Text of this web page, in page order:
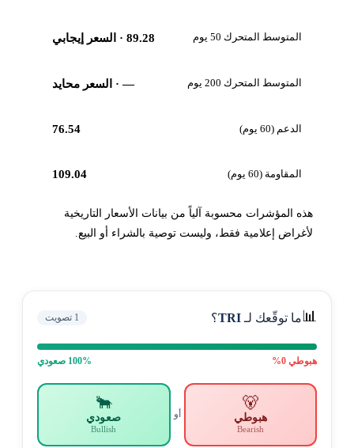
المتوسط المتحرك 50 يوم 89.28· السعر إيجابي
المتوسط المتحرك 200 يوم —· السعر محايد
الدعم (60 يوم) 76.54
المقاومة (60 يوم) 109.04
هذه المؤشرات محسوبة آلياً من بيانات الأسعار التاريخية
لأغراض إعلامية فقط، وليست توصية بالشراء أو البيع.
📊ما توقّعك لـTRI؟ 1تصويت
هبوطي0
%
100% صعودي
🐻
هبوطي
Bearish
أو
🐂
صعودي
Bullish